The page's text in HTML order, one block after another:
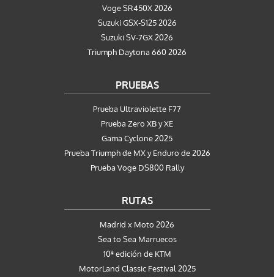
Voge SR450X 2026
Suzuki GSX-S125 2026
Suzuki SV-7GX 2026
Triumph Daytona 660 2026
PRUEBAS
Prueba Ultraviolette F77
Prueba Zero XB y XE
Gama Cyclone 2025
Prueba Triumph de MX y Enduro de 2026
Prueba Voge DS800 Rally
RUTAS
Madrid x Moto 2026
Sea to Sea Marruecos
10ª edición de KTM
MotorLand Classic Festival 2025